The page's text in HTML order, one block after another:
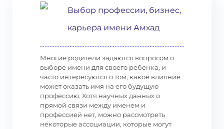
Выбор профессии, бизнес,
карьера имени Амхад
Многие родители задаются вопросом о
выборе имени для своего ребенка, и
часто интересуются о том, какое влияние
может оказать имя на его будущую
профессию. Хотя научных данных о
прямой связи между именем и
профессией нет, можно рассмотреть
некоторые ассоциации, которые могут